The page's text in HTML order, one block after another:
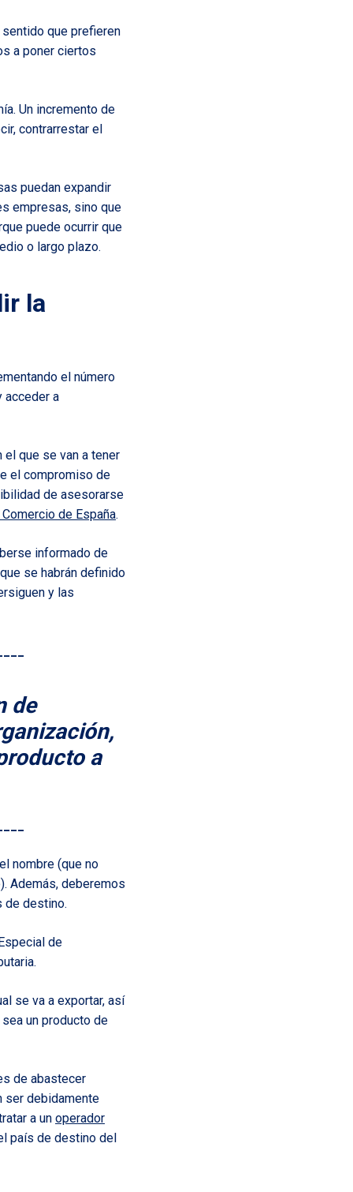
que prefieren
a poner ciertos
Un incremento de
contrarrestar el
puedan expandir
empresas, sino que
puede ocurrir que
o largo plazo.
la
el número
acceder a
que se van a tener
el compromiso de
de asesorarse
de España.
informado de
se habrán definido
y las
de
a
nombre (que no
Además, deberemos
de destino.
de
se va a exportar, así
un producto de
de abastecer
ser debidamente
a un operador
país de destino del